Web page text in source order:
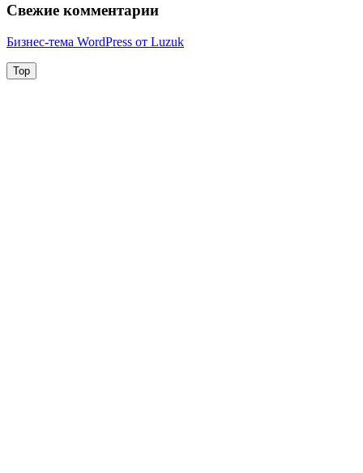
Свежие комментарии
Бизнес-тема WordPress от Luzuk
Top